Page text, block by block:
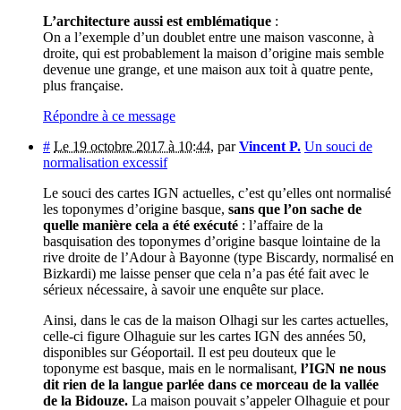
L’architecture aussi est emblématique :
On a l’exemple d’un doublet entre une maison vasconne, à
droite, qui est probablement la maison d’origine mais semble
devenue une grange, et une maison aux toit à quatre pente,
plus française.
Répondre à ce message
# Le 19 octobre 2017 à 10:44, parVincent P. Un souci de
normalisation excessif
Le souci des cartes IGN actuelles, c’est qu’elles ont normalisé
les toponymes d’origine basque, sans que l’on sache de
quelle manière cela a été exécuté : l’affaire de la
basquisation des toponymes d’origine basque lointaine de la
rive droite de l’Adour à Bayonne (type Biscardy, normalisé en
Bizkardi) me laisse penser que cela n’a pas été fait avec le
sérieux nécessaire, à savoir une enquête sur place.
Ainsi, dans le cas de la maison Olhagi sur les cartes actuelles,
celle-ci figure Olhaguie sur les cartes IGN des années 50,
disponibles sur Géoportail. Il est peu douteux que le
toponyme est basque, mais en le normalisant, l’IGN ne nous
dit rien de la langue parlée dans ce morceau de la vallée
de la Bidouze. La maison pouvait s’appeler Olhaguie et pour